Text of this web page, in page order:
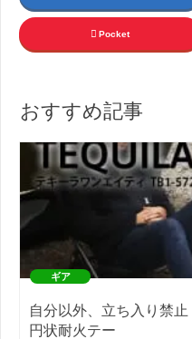
Pocket
おすすめ記事
ギア
自分以外、立ち入り禁
円状耐火テー